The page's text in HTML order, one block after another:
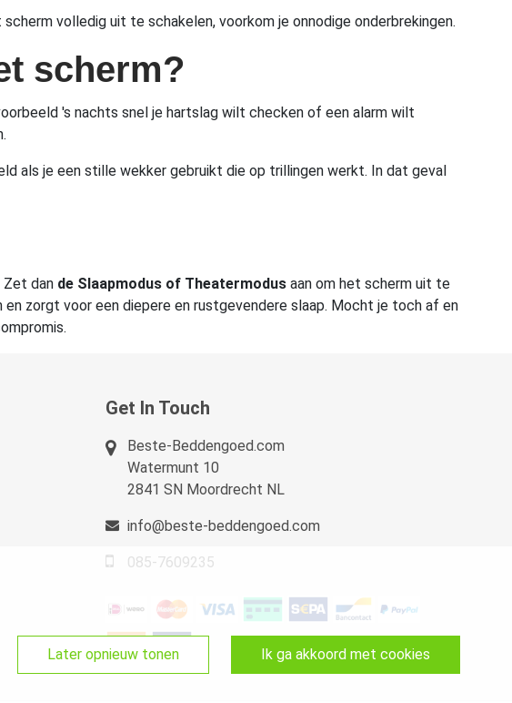
volledig uit te schakelen, voorkom je onnodige onderbrekingen.
scherm?
's nachts snel je hartslag wilt checken of een alarm wilt
als je een stille wekker gebruikt die op trillingen werkt. In dat geval
Zet dan de Slaapmodus of Theatermodus aan om het scherm uit te
zorgt voor een diepere en rustgevendere slaap. Mocht je toch af en
Get In Touch
Beste-Beddengoed.com
Watermunt 10
2841 SN Moordrecht NL
info@beste-beddengoed.com
085-7609235
ik ga akkoord met cookies
later opnieuw tonen